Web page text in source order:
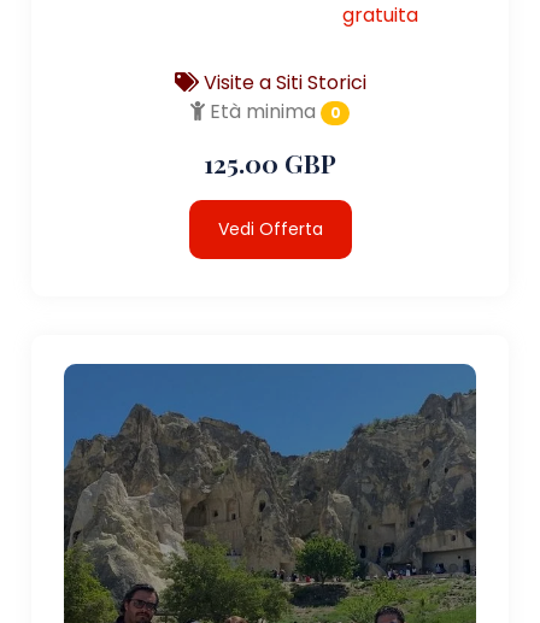
gratuita
Visite a Siti Storici
Età minima
0
125.00 GBP
Vedi Offerta